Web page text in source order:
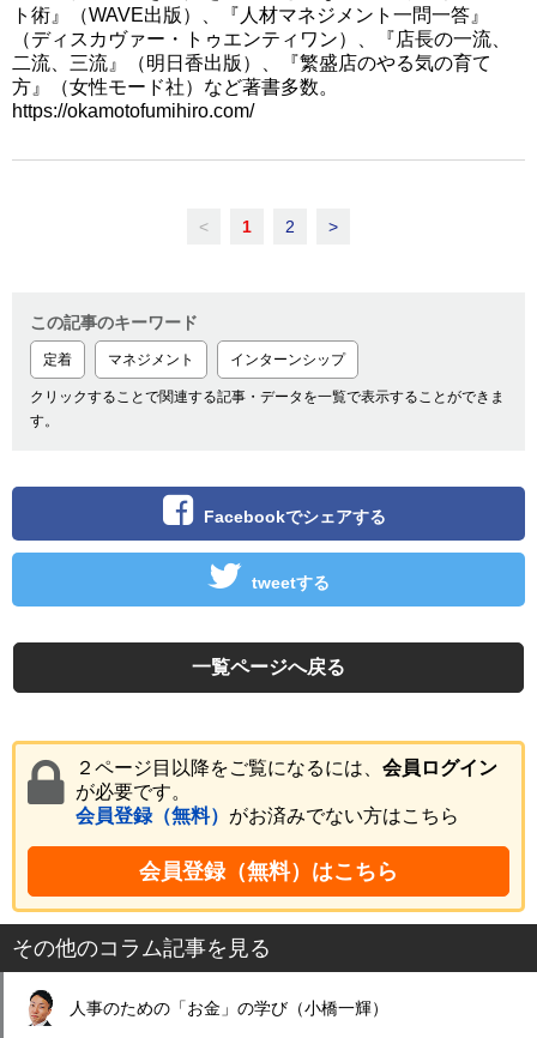
ト術』（WAVE出版）、『人材マネジメント一問一答』
（ディスカヴァー・トゥエンティワン）、『店長の一流、
二流、三流』（明日香出版）、『繁盛店のやる気の育て
方』（女性モード社）など著書多数。
https://okamotofumihiro.com/
< 1 2 >
この記事のキーワード
定着 マネジメント インターンシップ
クリックすることで関連する記事・データを一覧で表示することができま
す。
Facebookでシェアする
tweetする
一覧ページへ戻る
２ページ目以降をご覧になるには、 会員ログイン
が必要です。
会員登録（無料） がお済みでない方はこちら
会員登録（無料）はこちら
その他のコラム記事を見る
人事のための「お金」の学び（小橋一輝）